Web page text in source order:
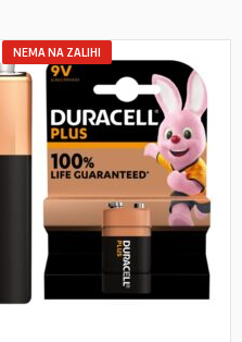
NEMA NA ZALIHI